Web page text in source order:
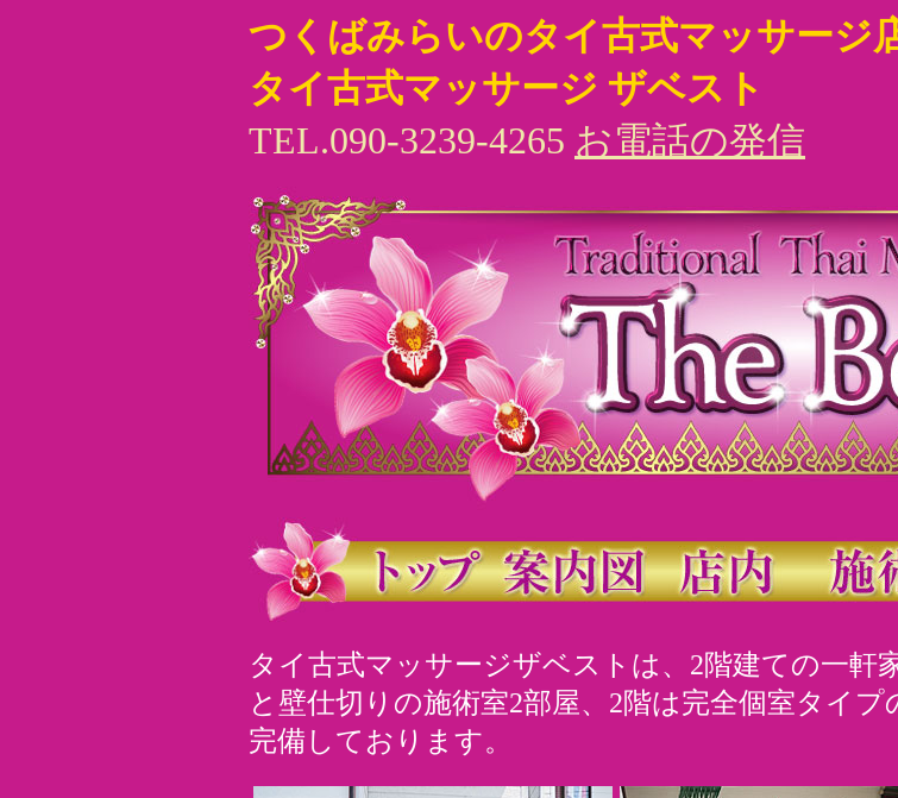
つくばみらいのタイ古式マッサージ
タイ古式マッサージ ザベスト
TEL.090-3239-4265 お電話の発信
タイ古式マッサージザベストは、2階建ての一軒
と壁仕切りの施術室2部屋、2階は完全個室タイ
完備しております。